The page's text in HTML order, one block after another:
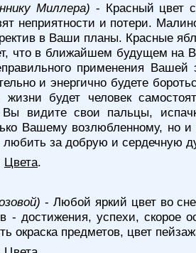
Миллера) - Красный цвет
неприятности и потери.
в Ваши планы. Красные
что в ближайшем будущем на
применения
и энергично будете
будет человек
видите свои пальцы,
Вашему возлюбленному, но
любить за добрую и сердечную
Цвета.
- Любой яркий цвет во
- достижения, успехи, скорое
окраска предметов, цвет